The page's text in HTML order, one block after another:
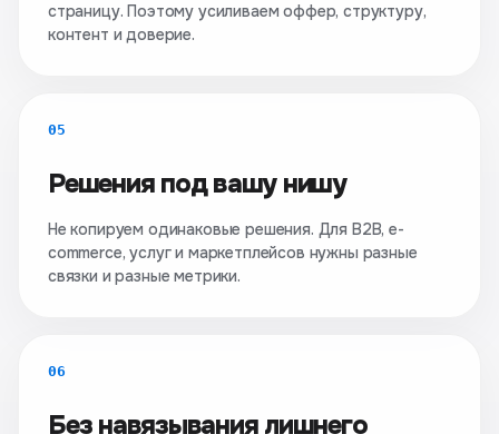
страницу. Поэтому усиливаем оффер, структуру,
контент и доверие.
05
Решения под вашу нишу
Не копируем одинаковые решения. Для B2B, e-
commerce, услуг и маркетплейсов нужны разные
связки и разные метрики.
06
Без навязывания лишнего